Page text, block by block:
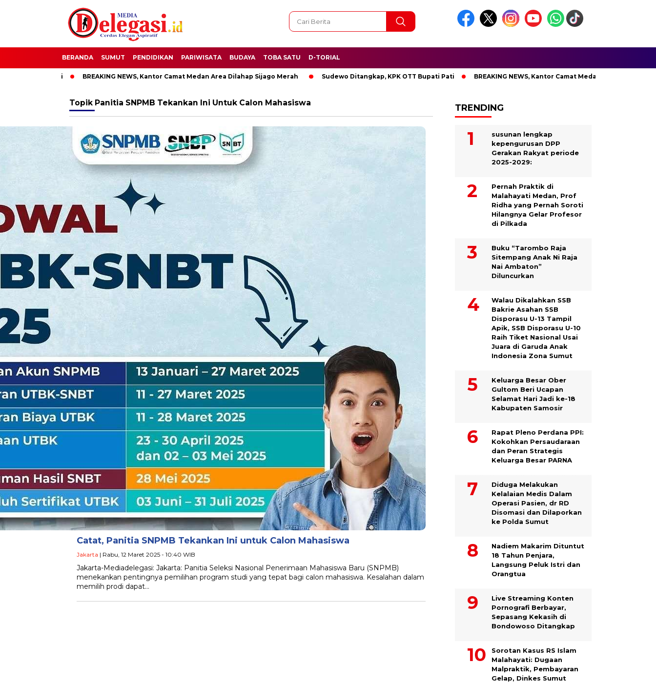
BERANDA SUMUT PENDIDIKAN PARIWISATA BUDAYA TOBA SATU D-TORIAL
BREAKING NEWS, Kantor Camat Medan Area Dilahap Sijago Merah Sudewo Ditangkap, KPK OTT Bupati Pati BREAKING NEWS, Kantor Camat Medan Area Dilahap Sijago
Topik Panitia SNPMB Tekankan Ini Untuk Calon Mahasiswa
Catat, Panitia SNPMB Tekankan Ini untuk Calon Mahasiswa
Jakarta | Rabu, 12 Maret 2025 - 10:40 WIB
Jakarta-Mediadelegasi: Jakarta: Panitia Seleksi Nasional Penerimaan Mahasiswa Baru (SNPMB)
menekankan pentingnya pemilihan program studi yang tepat bagi calon mahasiswa. Kesalahan dalam
memilih prodi dapat…
TRENDING
susunan lengkap
kepengurusan DPP
Gerakan Rakyat periode
2025-2029:
Pernah Praktik di
Malahayati Medan, Prof
Ridha yang Pernah Soroti
Hilangnya Gelar Profesor
di Pilkada
Buku “Tarombo Raja
Sitempang Anak Ni Raja
Nai Ambaton”
Diluncurkan
Walau Dikalahkan SSB
Bakrie Asahan SSB
Disporasu U-13 Tampil
Apik, SSB Disporasu U-10
Raih Tiket Nasional Usai
Juara di Garuda Anak
Indonesia Zona Sumut
Keluarga Besar Ober
Gultom Beri Ucapan
Selamat Hari Jadi ke-18
Kabupaten Samosir
Rapat Pleno Perdana PPI:
Kokohkan Persaudaraan
dan Peran Strategis
Keluarga Besar PARNA
Diduga Melakukan
Kelalaian Medis Dalam
Operasi Pasien, dr RD
Disomasi dan Dilaporkan
ke Polda Sumut
​Nadiem Makarim Dituntut
18 Tahun Penjara,
Langsung Peluk Istri dan
Orangtua
Live Streaming Konten
Pornografi Berbayar,
Sepasang Kekasih di
Bondowoso Ditangkap
Sorotan Kasus RS Islam
Malahayati: Dugaan
Malpraktik, Pembayaran
Gelap, Dinkes Sumut